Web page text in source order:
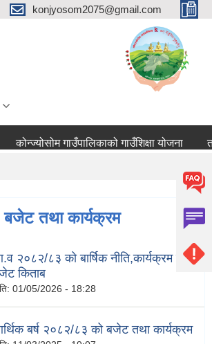
konjyosom2075@gmail.com
कोन्ज्योसोम गाउँपालिकाको गाउँशिक्षा योजना
बजेट तथा कार्यक्रम
२०८२/८३ को बार्षिक नीति,कार्यक्रम तथा
किताब
01/05/2026 - 18:28
बर्ष २०८२/८३ को बजेट तथा कार्यक्रम